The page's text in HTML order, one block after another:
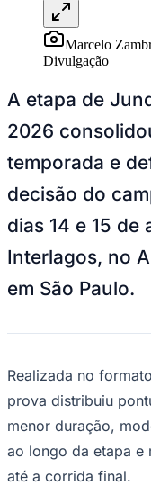
Competições de Futebol
Brasileirão Série A
Brasileirão Série B
Copa do Brasil
Sul-Americana
Champions
La Liga
Bundesliga
Mundial 2026
Times - Ir direto
Marcelo
Divulgação
A etapa de
2026
temporada e
decisão do
dias 14 e 15 de
Interlagos, no
em São Paulo.
Realizada no
prova distribuiu
menor duração,
ao longo da etapa e
até a corrida final.